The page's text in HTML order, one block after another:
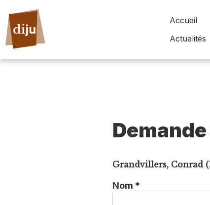
Accueil
Actualités
Grandvillers, Conrad
Nom *